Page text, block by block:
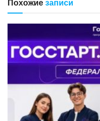
Похожиезаписи